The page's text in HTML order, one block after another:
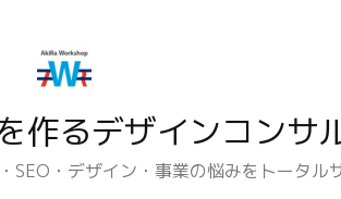
作るデザインコンサ
SEO・デザイン・事業の悩みをトータル